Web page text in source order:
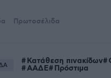
Πρωτοσέλιδα
Κατάθεση πινακίδων
ΑΑΔΕ Πρόστιμα